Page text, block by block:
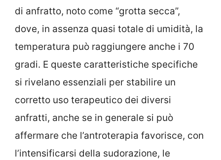
di anfratto, noto come “grotta secca”,
dove, in assenza quasi totale di umidità, la
temperatura può raggiungere anche i 70
gradi. E queste caratteristiche specifiche
si rivelano essenziali per stabilire un
corretto uso terapeutico dei diversi
anfratti, anche se in generale si può
affermare che l’antroterapia favorisce, con
l’intensificarsi della sudorazione, le